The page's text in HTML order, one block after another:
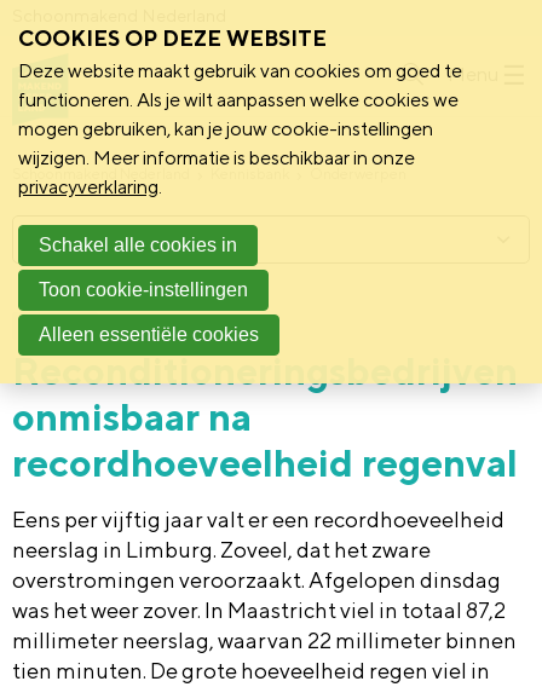
Menu
Schoonmakend Nederland
Vereniging 1 juli 2021
Reconditioneringsbedrijven
onmisbaar na
recordhoeveelheid regenval
Eens per vijftig jaar valt er een recordhoeveelheid
neerslag in Limburg. Zoveel, dat het zware
overstromingen veroorzaakt. Afgelopen dinsdag
was het weer zover. In Maastricht viel in totaal 87,2
millimeter neerslag, waarvan 22 millimeter binnen
tien minuten. De grote hoeveelheid regen viel in
Menu
COOKIES OP DEZE WEBSITE
Deze website maakt gebruik van cookies om goed te
functioneren. Als je wilt aanpassen welke cookies we
mogen gebruiken, kan je jouw cookie-instellingen
wijzigen. Meer informatie is beschikbaar in onze
privacyverklaring.
Schakel alle cookies in
Toon cookie-instellingen
Alleen essentiële cookies